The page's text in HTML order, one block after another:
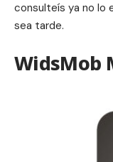
consulteís ya no lo
sea tarde.
WidsMob